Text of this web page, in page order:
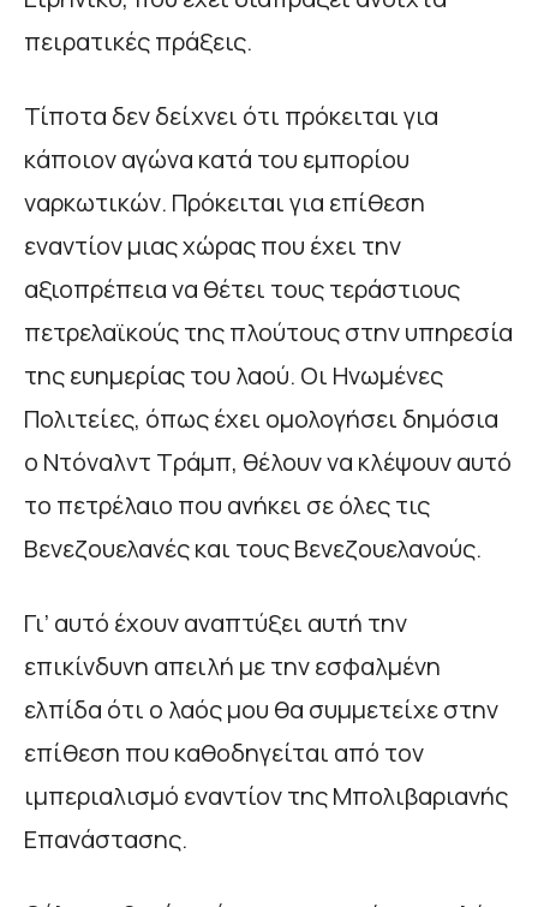
πειρατικές πράξεις.
Τίποτα δεν δείχνει ότι πρόκειται για
κάποιον αγώνα κατά του εμπορίου
ναρκωτικών. Πρόκειται για επίθεση
εναντίον μιας χώρας που έχει την
αξιοπρέπεια να θέτει τους τεράστιους
πετρελαϊκούς της πλούτους στην υπηρεσία
της ευημερίας του λαού. Οι Ηνωμένες
Πολιτείες, όπως έχει ομολογήσει δημόσια
ο Ντόναλντ Τράμπ, θέλουν να κλέψουν αυτό
το πετρέλαιο που ανήκει σε όλες τις
Βενεζουελανές και τους Βενεζουελανούς.
Γι’ αυτό έχουν αναπτύξει αυτή την
επικίνδυνη απειλή με την εσφαλμένη
ελπίδα ότι ο λαός μου θα συμμετείχε στην
επίθεση που καθοδηγείται από τον
ιμπεριαλισμό εναντίον της Μπολιβαριανής
Επανάστασης.